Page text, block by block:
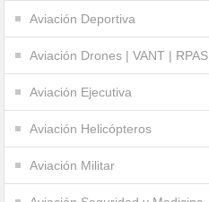
Aviación Deportiva
Aviación Drones | VANT | RPAS
Aviación Ejecutiva
Aviación Helicópteros
Aviación Militar